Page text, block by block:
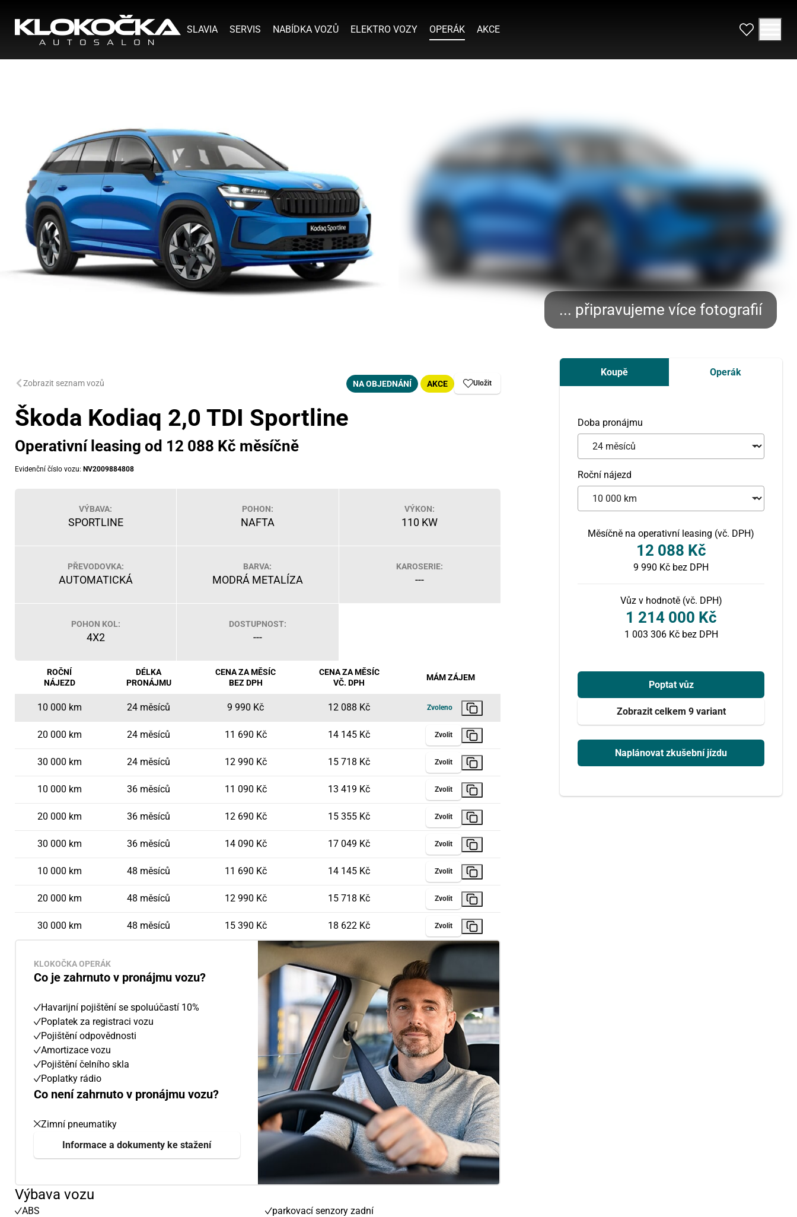
SLAVIA SERVIS NABÍDKA VOZŮ ELEKTRO VOZY OPERÁK AKCE
Zobrazit seznam vozů NA OBJEDNÁNÍ AKCE Uložit
Škoda Kodiaq 2,0 TDI Sportline
Operativní leasing od 12 088 Kč měsíčně
Evidenční číslo vozu: NV2009884808
Koupě Operák
Doba pronájmu
Roční nájezd
Měsíčně na operativní leasing (vč. DPH)
12 088 Kč
9 990 Kč bez DPH
Vůz v hodnotě (vč. DPH)
1 214 000 Kč
1 003 306 Kč bez DPH
Poptat vůz
Zobrazit celkem 9 variant
Naplánovat zkušební jízdu
VÝBAVA:
SPORTLINE
POHON:
NAFTA
VÝKON:
110 KW
PŘEVODOVKA:
AUTOMATICKÁ
BARVA:
MODRÁ METALÍZA
KAROSERIE:
---
POHON KOL:
4X2
DOSTUPNOST:
---
ROČNÍ
NÁJEZD
DÉLKA
PRONÁJMU
CENA ZA MĚSÍC
BEZ DPH
CENA ZA MĚSÍC
VČ. DPH
MÁM ZÁJEM
10 000 km 24 měsíců 9 990 Kč 12 088 Kč Zvoleno
20 000 km 24 měsíců 11 690 Kč 14 145 Kč Zvolit
30 000 km 24 měsíců 12 990 Kč 15 718 Kč Zvolit
10 000 km 36 měsíců 11 090 Kč 13 419 Kč Zvolit
20 000 km 36 měsíců 12 690 Kč 15 355 Kč Zvolit
30 000 km 36 měsíců 14 090 Kč 17 049 Kč Zvolit
10 000 km 48 měsíců 11 690 Kč 14 145 Kč Zvolit
20 000 km 48 měsíců 12 990 Kč 15 718 Kč Zvolit
30 000 km 48 měsíců 15 390 Kč 18 622 Kč Zvolit
KLOKOČKA OPERÁK
Co je zahrnuto v pronájmu vozu?
Havarijní pojištění se spoluúčastí 10%
Poplatek za registraci vozu
Pojištění odpovědnosti
Amortizace vozu
Pojištění čelního skla
Poplatky rádio
Co není zahrnuto v pronájmu vozu?
Zimní pneumatiky
Informace a dokumenty ke stažení
Výbava vozu
ABS
parkovací senzory zadní